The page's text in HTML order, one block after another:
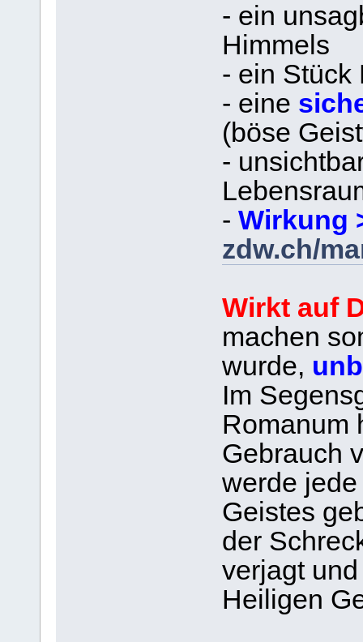
- ein
Himmels
- ein Stück
- eine
(böse
-
- Wirkung
zdw.ch/
Wirkt auf
machen
wurde,
Im
Romanum
Gebrauch
werde
Geistes
der
verjagt
Heiligen